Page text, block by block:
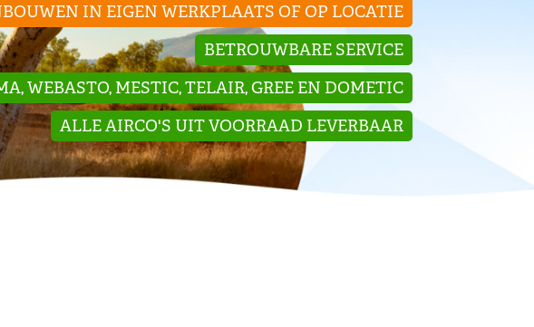
IN EIGEN WERKPLAATS OF OP LOCATIE
BETROUWBARE SERVICE
WEBASTO, MESTIC, TELAIR, GREE EN DOMETIC
ALLE AIRCO'S UIT VOORRAAD LEVERBAAR